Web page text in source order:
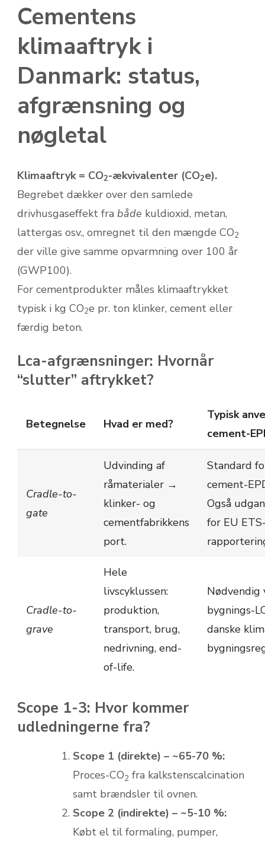
Cementens
klimaaftryk i
Danmark: status,
afgrænsning og
nøgletal
Klimaaftryk = CO2-ækvivalenter (CO2e).
Begrebet dækker over den samlede
drivhusgaseffekt fra både kuldioxid, metan,
lattergas osv., omregnet til den mængde CO2
der ville give samme opvarmning over 100 år
(GWP100).
For cementprodukter måles klimaaftrykket
typisk i kg CO2e pr. ton klinker, cement eller
færdig beton.
Lca-afgrænsninger: Hvornår
“slutter” aftrykket?
Betegnelse Hvad er med?
Typisk
cement-
Cradle-to-
gate
Udvinding af
råmaterialer →
klinker- og
cementfabrikkens
port.
Standard
cement-
Også
for EU
Cradle-to-
grave
Hele
livscyklussen:
produktion,
transport, brug,
nedrivning, end-
of-life.
Nødvendig
bygnings-
danske
Scope 1-3: Hvor kommer
udledningerne fra?
Scope 1 (direkte) – ~65-70 %:
Proces-CO2 fra kalkstens­calcination
samt brændsler til ovnen.
Scope 2 (indirekte) – ~5-10 %:
Købt el til formaling, pumper,